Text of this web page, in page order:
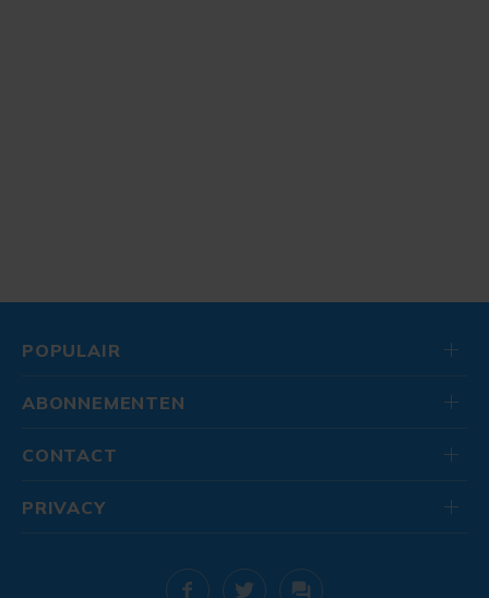
POPULAIR
ABONNEMENTEN
CONTACT
PRIVACY